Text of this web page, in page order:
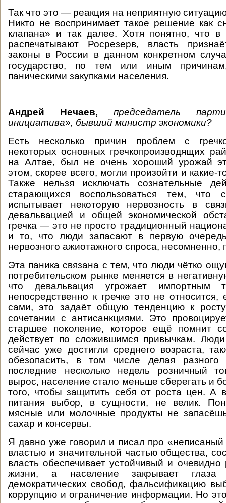
Так что это — реакция на неприятную
Никто не воспринимает такое решение как
клапана» и так далее. Хотя понятно, что в
распечатывают Росрезерв, власть
законы в России в данном конкретном
государство, по тем или иным
паническими закупками населения.
Андрей Нечаев,
председатель
инициатива», бывший министр экономики?
Есть несколько причин проблем с
некоторых основных гречкопроизводящих
на Алтае, был не очень хороший урожай
этом, скорее всего, могли произойти и какие-
Также нельзя исключать сознательные
старающихся воспользоваться тем, что
испытывает некоторую нервозность в
девальвацией и общей экономической
гречка — это не просто традиционный
и то, что люди запасают в первую
нервозного ажиотажного спроса, несомненно,
Эта паника связана с тем, что люди чётко
потребительском рынке меняется в
что девальвация угрожает импортным
непосредственно к гречке это не
сами, это задаёт общую тенденцию к
сочетании с антисанкциями. Это
старшее поколение, которое ещё помнит
действует по сложившимся привычкам.
сейчас уже достигли среднего возраста,
обезопасить, в том числе делая
последние несколько недель розничный
вырос, население стало меньше сберегать и
того, чтобы защитить себя от роста цен. А
питания выбор, в сущности, не велик.
мясные или молочные продукты не
сахар и консервы.
Я давно уже говорил и писал про
властью и значительной частью общества,
власть обеспечивает устойчивый и
жизни, а население закрывает
демократических свобод, фальсификацию
коррупцию и ограничение информации. Но